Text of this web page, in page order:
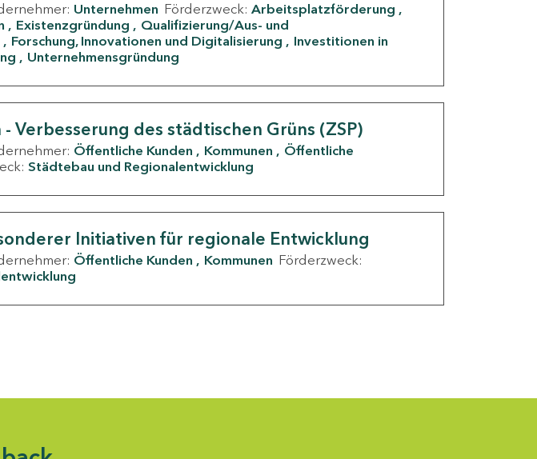
Unternehmen Förderzweck: Arbeitsplatzförderung
Existenzgründung
Qualifizierung/Aus- und
Forschung, Innovationen und Digitalisierung
Investitionen in
Unternehmensgründung
Verbesserung des städtischen Grüns (ZSP)
Öffentliche Kunden Kommunen
Öffentliche
Städtebau und Regionalentwicklung
Initiativen für regionale Entwicklung
Öffentliche Kunden Kommunen Förderzweck: